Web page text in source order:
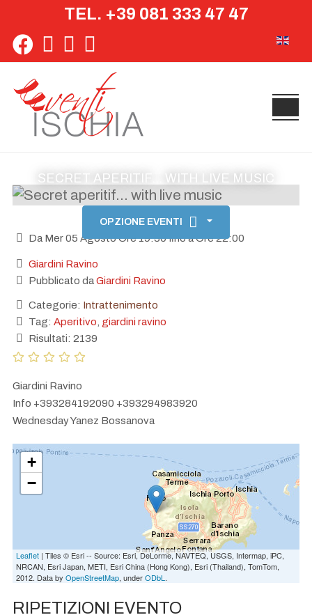
TEL. +39 081 333 47 47
SECRET APERITIF... WITH LIVE MUSIC
OPZIONE EVENTI
Da Mer 05 Agosto Ore 19:30 fino a Ore 22:00
Giardini Ravino
Pubblicato daGiardini Ravino
Categorie: Intrattenimento
Tag: Aperitivo giardini ravino
Risultati: 2139
Giardini Ravino
Info +393284192090 +393294983920
Wednesday Yanez Bossanova
+
−
Leaflet | Tiles © Esri -- Source: Esri, DeLorme, NAVTEQ, USGS, Intermap, iPC,
NRCAN, Esri Japan, METI, Esri China (Hong Kong), Esri (Thailand), TomTom,
2012. Data by OpenStreetMap, underODbL.
RIPETIZIONI EVENTO